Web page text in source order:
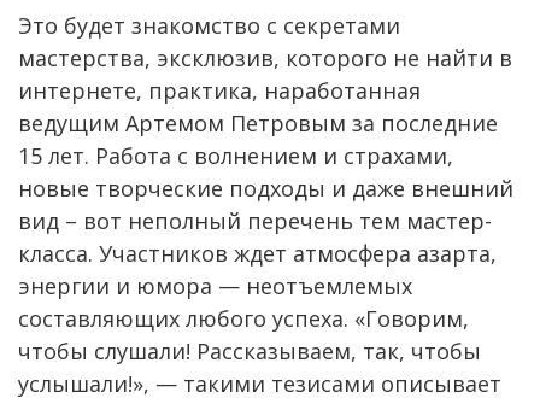
Это будет знакомство с секретами
мастерства, эксклюзив, которого не найти в
интернете, практика, наработанная
ведущим Артемом Петровым за последние
15 лет. Работа с волнением и страхами,
новые творческие подходы и даже внешний
вид – вот неполный перечень тем мастер-
класса. Участников ждет атмосфера азарта,
энергии и юмора — неотъемлемых
составляющих любого успеха. «Говорим,
чтобы слушали! Рассказываем, так, чтобы
услышали!», — такими тезисами описывает